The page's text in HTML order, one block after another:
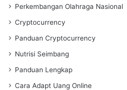
Perkembangan Olahraga Nasional
Cryptocurrency
Panduan Cryptocurrency
Nutrisi Seimbang
Panduan Lengkap
Cara Adapt Uang Online